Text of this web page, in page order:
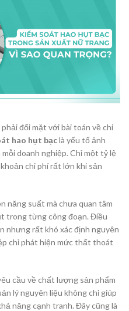
đối mặt với bài toán về chi
hao hụt bạclà yếu tố ảnh
doanh nghiệp. Chỉ một tỷ lệ
chi phí rất lớn khi sản
năng suất mà chưa quan tâm
trong từng công đoạn. Điều
nhưng rất khó xác định nguyên
chỉ phát hiện mức thất thoát
cầu về chất lượng sản phẩm
lý nguyên liệu không chỉ giúp
năng cạnh tranh. Đây cũng là